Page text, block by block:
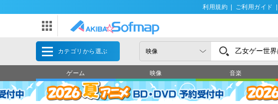
利用規約 ご利用ガイド
カテゴリから選ぶ
ゲーム 映像 音楽